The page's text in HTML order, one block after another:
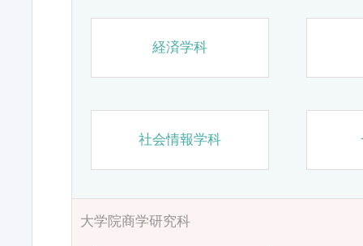
経済学科
社会情報学科
大学院商学研究科